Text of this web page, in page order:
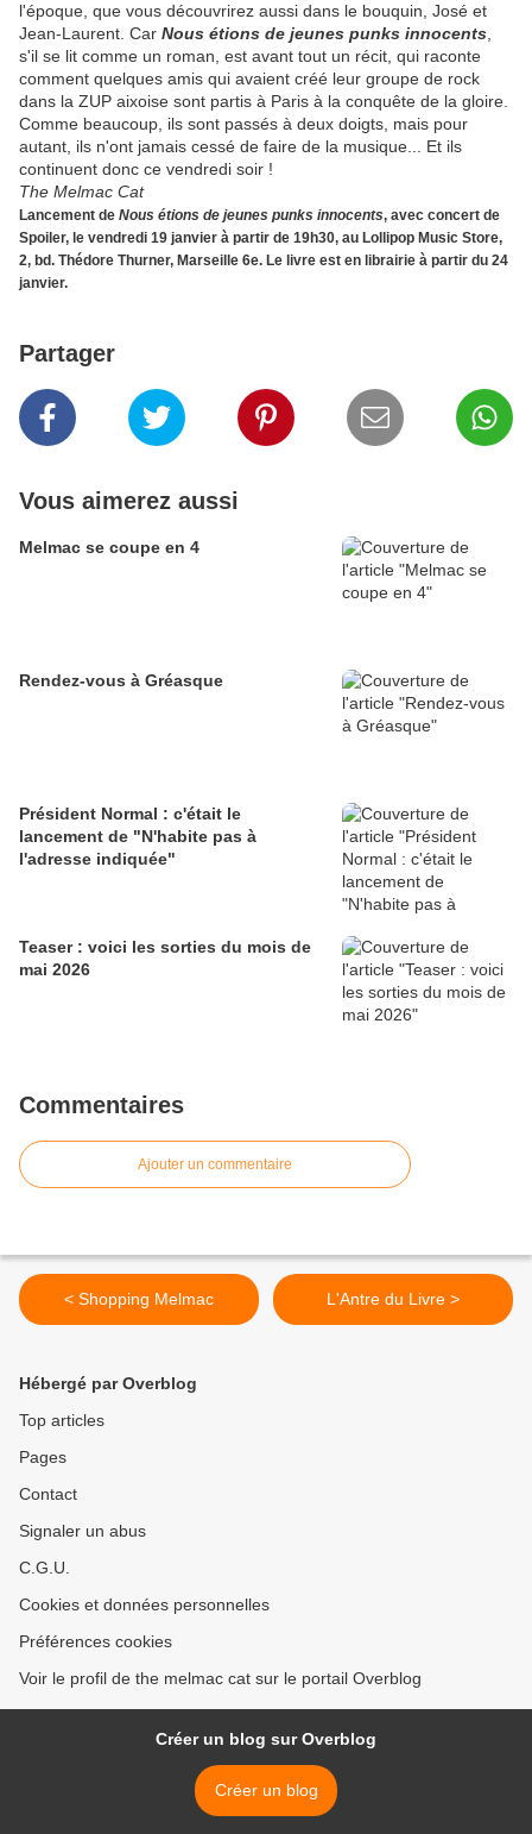
l'époque, que vous découvrirez aussi dans le bouquin, José et
Jean-Laurent. Car Nous étions de jeunes punks innocents
s'il se lit comme un roman, est avant tout un récit, qui raconte
comment quelques amis qui avaient créé leur groupe de rock
dans la ZUP aixoise sont partis à Paris à la conquête de la gloire.
Comme beaucoup, ils sont passés à deux doigts, mais pour
autant, ils n'ont jamais cessé de faire de la musique... Et ils
continuent donc ce vendredi soir !
The Melmac Cat
Lancement de Nous étions de jeunes punks innocents, avec concert de
Spoiler, le vendredi 19 janvier à partir de 19h30, au Lollipop Music Store,
2, bd. Thédore Thurner, Marseille 6e. Le livre est en librairie à partir du 24
janvier.
Partager
Vous aimerez aussi
Melmac se coupe en 4
Rendez-vous à Gréasque
Président Normal : c'était le
lancement de "N'habite pas à
l'adresse indiquée"
Teaser : voici les sorties du mois de
mai 2026
Commentaires
Ajouter un commentaire
< Shopping Melmac L'Antre du Livre >
Hébergé par Overblog
Top articles
Pages
Contact
Signaler un abus
C.G.U.
Cookies et données personnelles
Préférences cookies
Voir le profil de the melmac cat sur le portail Overblog
Créer un blog sur Overblog
Créer un blog